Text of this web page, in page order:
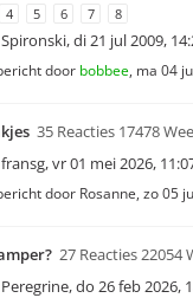
4 5 6 7 8
Spironski,di 21 jul 2009,
door bobbee, ma 04
35 Reacties 17478
fransg,vr 01 mei 2026,
door Rosanne, zo 05
27 Reacties 22054
Peregrine,do 26 feb 2026,